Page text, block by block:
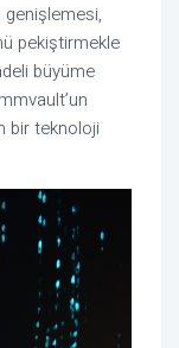
genişlemesi,
pekiştirmekle
büyüme
bir teknoloji